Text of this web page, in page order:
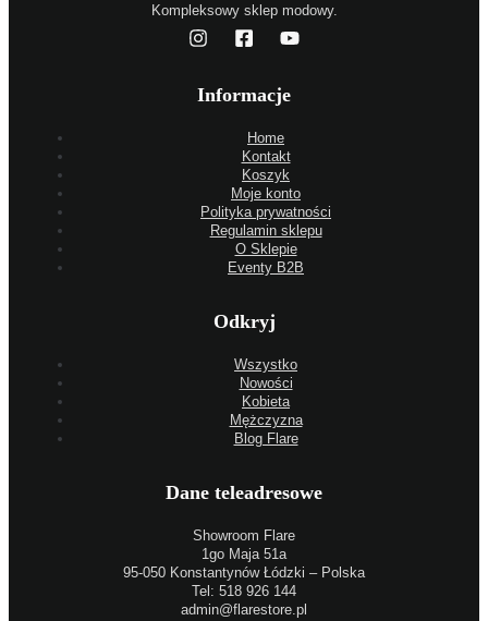
Kompleksowy sklep modowy.
Informacje
Home
Kontakt
Koszyk
Moje konto
Polityka prywatności
Regulamin sklepu
O Sklepie
Eventy B2B
Odkryj
Wszystko
Nowości
Kobieta
Mężczyzna
Blog Flare
Dane teleadresowe
Showroom Flare
1go Maja 51a
95-050 Konstantynów Łódzki – Polska
Tel: 518 926 144
admin@flarestore.pl